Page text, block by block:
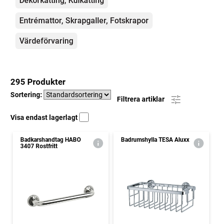
Entrémattor, Skrapgaller, Fotskrapor
Värdeförvaring
295 Produkter
Sortering:
Filtrera artiklar
Visa endast lagerlagt
Badkarshandtag HABO
3407 Rostfritt
Badrumshylla TESA Aluxx